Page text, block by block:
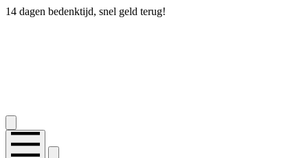
14 dagen bedenktijd, snel geld terug!